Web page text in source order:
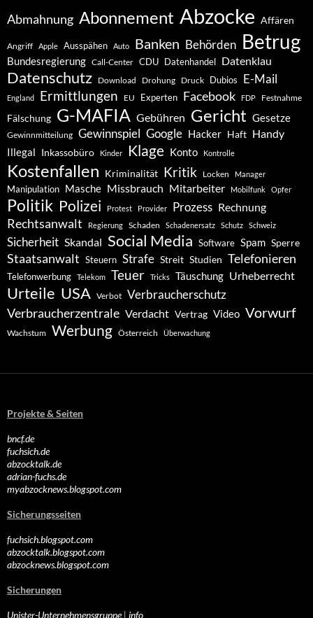
Abmahnung Abonnement Abzocke Affären
Angriff Apple Ausspähen Auto Banken Behörden Betrug
Bundesregierung Call-Center CDU Datenhandel Datenklau
Datenschutz Download Drohung Druck Dubios E-Mail
England Ermittlungen EU Experten Facebook FDP Festnahme
Fälschung G-MAFIA Gebühren Gericht Gesetze
Gewinnmitteilung Gewinnspiel Google Hacker Haft Handy
Illegal Inkassobüro Kinder Klage Konto Kontrolle
Kostenfallen Kriminalität Kritik Locken Manager
Manipulation Masche Missbrauch Mitarbeiter Mobilfunk Opfer
Politik Polizei Protest Provider Prozess Rechnung
Rechtsanwalt Regierung Schaden Schadenersatz Schutz Schweiz
Sicherheit Skandal Social Media Software Spam Sperre
Staatsanwalt Steuern Strafe Streit Studien Telefonieren
Telefonwerbung Telekom Teuer Tricks Täuschung Urheberrecht
Urteile USA Verbot Verbraucherschutz
Verbraucherzentrale Verdacht Vertrag Video Vorwurf
Wachstum Werbung Österreich Überwachung
Projekte & Seiten
bncf.de
fuchsich.de
abzocktalk.de
adrian-fuchs.de
myabzocknews.blogspot.com
Sicherungsseiten
fuchsich.blogspot.com
abzocktalk.blogspot.com
abzocknews.blogspot.com
Sicherungen
Unister-Unternehmensgruppe| info